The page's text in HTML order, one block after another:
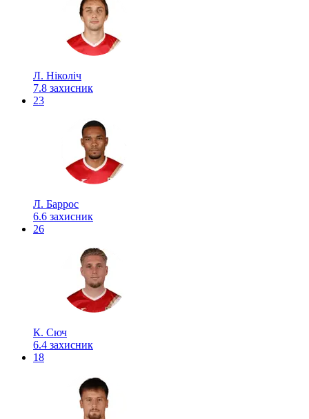
Л. Ніколіч
7.8 захисник
23
Л. Баррос
6.6 захисник
26
К. Сюч
6.4 захисник
18